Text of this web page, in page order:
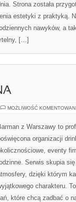
Strona została
estetyki z praktyką.
nawyków, a
[…]
MOŻLIWOŚĆ
z Warszawy to
organizacji
eventy
Serwis skupia
dzięki którym
charakteru.
które chcą zadbać o